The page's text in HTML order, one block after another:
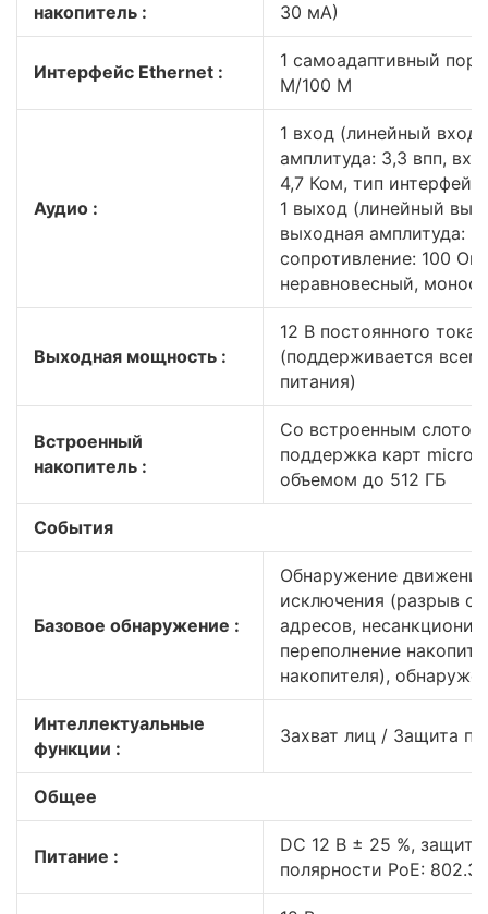
накопитель :
30 мА)
Интерфейс Ethernet :
1 самоадаптивный
М/100 М
Аудио :
1 вход (линейный
амплитуда: 3,3 впп,
4,7 Ком, тип
1 выход (линейный
выходная амплитуда:
сопротивление: 100
неравновесный,
Выходная мощность :
12 В постоянного
(поддерживается
питания)
Встроенный
накопитель :
Со встроенным слотом
поддержка карт
объемом до 512 ГБ
События
Базовое обнаружение :
Обнаружение
исключения (разрыв
адресов,
переполнение
накопителя),
Интеллектуальные
функции :
Захват лиц / Защита
Общее
Питание :
DC 12 В ± 25 %,
полярности PoE: 802.3